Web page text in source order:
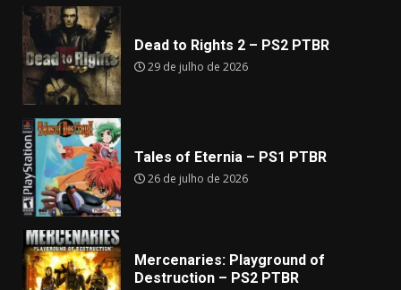
Dead to Rights 2 – PS2 PTBR
29 de julho de 2026
Tales of Eternia – PS1 PTBR
26 de julho de 2026
Mercenaries: Playground of
Destruction – PS2 PTBR